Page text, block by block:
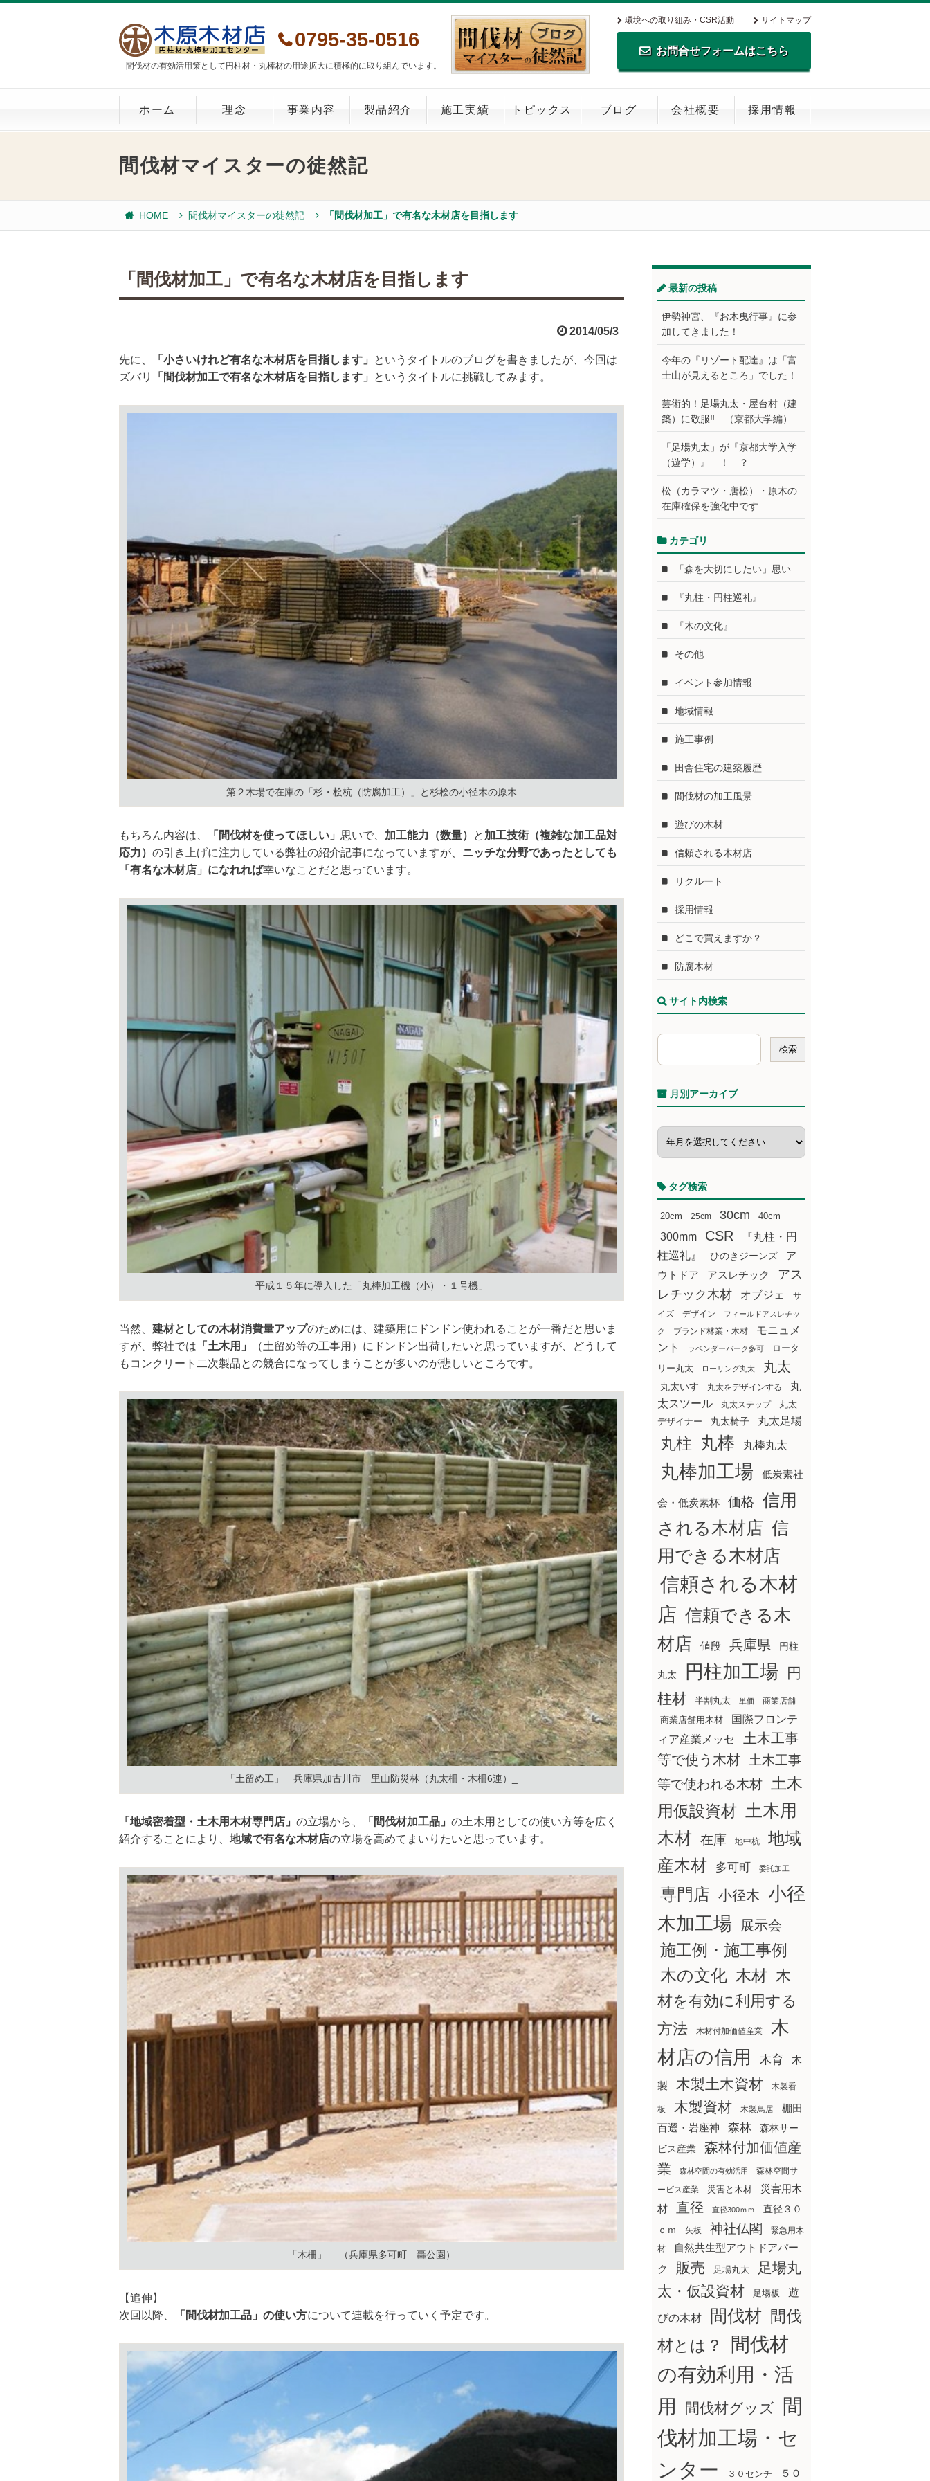
間伐材の有効活用策として円柱材・丸棒材の用途拡大に積極的に取り組んでいます。
0795-35-0516
環境への取り組み・CSR活動 サイトマップ
お問合せフォームはこちら
TEL.0795-35-0516 FAX.0795-35-
0269
ホーム 理念 事業内容 製品紹介 施工実績 トピックス ブログ 会社概要 採用情報
間伐材マイスターの徒然記
HOME 間伐材マイスターの徒然記 「間伐材加工」で有名な木材店を目指します
「間伐材加工」で有名な木材店を目指します
2014/05/3
先に、 「小さいけれど有名な木材店を目指します」
というタイトルのブログを書きましたが、今回は
ズバリ
「間伐材加工で有名な木材店を目指します」 というタイトルに挑戦してみます。
第２木場で在庫の「杉・桧杭（防腐加工）」と杉桧の小径木の原木
もちろん内容は、 「間伐材を使ってほしい」 思いで、 加工能力（数量） と 加工技術（複雑な加工品対
応力） の引き上げに注力している弊社の紹介記事になっていますが、 ニッチな分野であったとしても
「有名な木材店」になれれば幸いなことだと思っています。
平成１５年に導入した「丸棒加工機（小）・１号機」
当然、 建材としての木材消費量アップのためには、建築用にドンドン使われることが一番だと思いま
すが、弊社では 「土木用」
（土留め等の工事用）にドンドン出荷したいと思っていますが、どうして
もコンクリート二次製品との競合になってしまうことが多いのが悲しいところです。
「土留め工」 兵庫県加古川市 里山防災林（丸太柵・木柵6連）_
「地域密着型・土木用木材専門店」 の立場から、 「間伐材加工品」 の土木用としての使い方等を広く
紹介することにより、 地域で有名な木材店の立場を高めてまいりたいと思っています。
「木柵」 （兵庫県多可町 轟公園）
【追伸】
次回以降、
「間伐材加工品」の使い方について連載を行っていく予定です。
最新の投稿
伊勢神宮、『お木曳行事』に参
加してきました！
今年の『リゾート配達』は「富
士山が見えるところ」でした！
芸術的！足場丸太・屋台村（建
築）に敬服‼ （京都大学編）
「足場丸太」が『京都大学入学
（遊学）』 ！ ？
松（カラマツ・唐松）・原木の
在庫確保を強化中です
カテゴリ
「森を大切にしたい」思い
『丸柱・円柱巡礼』
『木の文化』
その他
イベント参加情報
地域情報
施工事例
田舎住宅の建築履歴
間伐材の加工風景
遊びの木材
信頼される木材店
リクルート
採用情報
どこで買えますか？
防腐木材
サイト内検索
月別アーカイブ
タグ検索
20cm 25cm 30cm 40cm
300mm CSR
『丸柱・円
柱巡礼』
ひのきジーンズ
ア
ウトドア
アスレチック
アス
レチック木材
オブジェ
サ
イズ
デザイン フィールドアスレチッ
ク ブランド林業・木材
モニュメ
ント
ラベンダーパーク多可
ロータ
リー丸太
ローリング丸太 丸太
丸太いす 丸太をデザインする
丸
太スツール
丸太ステップ
丸太
デザイナー
丸太椅子 丸太足場
丸柱 丸棒 丸棒丸太
丸棒加工場 低炭素社
会・低炭素杯 価格
信用
される木材店 信
用できる木材店
信頼される木材
店 信頼できる木
材店
値段 兵庫県 円柱
丸太 円柱加工場
円
柱材
半割丸太 単価 商業店舗
商業店舗用木材
国際フロンテ
ィア産業メッセ
土木工事
等で使う木材
土木工事
等で使われる木材
土木
用仮設資材 土木用
木材 在庫 地中杭
地域
産木材
多可町 委託加工
専門店 小径木 小径
木加工場
展示会
施工例・施工事例
木の文化 木材 木
材を有効に利用する
方法
木材付加価値産業
木
材店の信用
木育 木
製 木製土木資材 木製看
板 木製資材 木製鳥居
棚田
百選・岩座神
森林
森林サー
ビス産業
森林付加価値産
業
森林空間の有効活用
森林空間サ
ービス産業
災害と木材
災害用木
材
直径 直径300ｍｍ
直径３０
ｃｍ
矢板 神社仏閣
緊急用木
材
自然共生型アウトドアパー
ク
販売 足場丸太
足場丸
太・仮設資材
足場板 遊
びの木材 間伐材 間伐
材とは？
間伐材
の有効利用・活
用
間伐材グッズ
間
伐材加工場・セ
ンター
３０センチ ５０